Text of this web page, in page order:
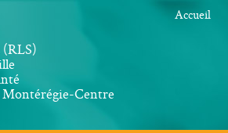
Accueil
(RLS)
Montérégie-Centre